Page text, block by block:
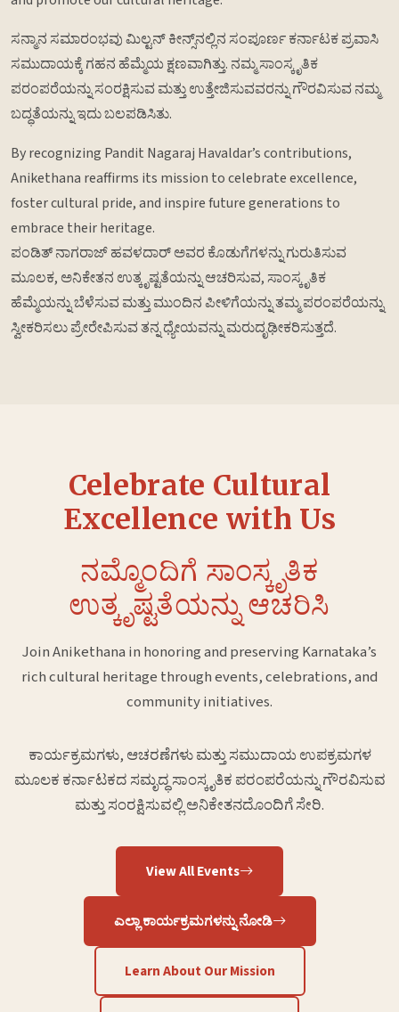
ಸನ್ಮಾನ ಸಮಾರಂಭವು ಮಿಲ್ಟನ್ ಕೀನ್ಸ್‌ನಲ್ಲಿನ ಸಂಪೂರ್ಣ ಕರ್ನಾಟಕ ಪ್ರವಾಸಿ
ಸಮುದಾಯಕ್ಕೆ ಗಹನ ಹೆಮ್ಮೆಯ ಕ್ಷಣವಾಗಿತ್ತು. ನಮ್ಮ ಸಾಂಸ್ಕೃತಿಕ
ಪರಂಪರೆಯನ್ನು ಸಂರಕ್ಷಿಸುವ ಮತ್ತು ಉತ್ತೇಜಿಸುವವರನ್ನು ಗೌರವಿಸುವ ನಮ್ಮ
ಬದ್ಧತೆಯನ್ನು ಇದು ಬಲಪಡಿಸಿತು.
By recognizing Pandit Nagaraj Havaldar’s contributions,
Anikethana reaffirms its mission to celebrate excellence,
foster cultural pride, and inspire future generations to
embrace their heritage.
ಪಂಡಿತ್ ನಾಗರಾಜ್ ಹವಳದಾರ್ ಅವರ ಕೊಡುಗೆಗಳನ್ನು ಗುರುತಿಸುವ
ಮೂಲಕ, ಅನಿಕೇತನ ಉತ್ಕೃಷ್ಟತೆಯನ್ನು ಆಚರಿಸುವ, ಸಾಂಸ್ಕೃತಿಕ
ಹೆಮ್ಮೆಯನ್ನು ಬೆಳೆಸುವ ಮತ್ತು ಮುಂದಿನ ಪೀಳಿಗೆಯನ್ನು ತಮ್ಮ ಪರಂಪರೆಯನ್ನು
ಸ್ವೀಕರಿಸಲು ಪ್ರೇರೇಪಿಸುವ ತನ್ನ ಧ್ಯೇಯವನ್ನು ಮರುದೃಢೀಕರಿಸುತ್ತದೆ.
Celebrate Cultural
Excellence with Us
ನಮ್ಮೊಂದಿಗೆ ಸಾಂಸ್ಕೃತಿಕ
ಉತ್ಕೃಷ್ಟತೆಯನ್ನು ಆಚರಿಸಿ
Join Anikethana in honoring and preserving Karnataka’s
rich cultural heritage through events, celebrations, and
community initiatives.
ಕಾರ್ಯಕ್ರಮಗಳು, ಆಚರಣೆಗಳು ಮತ್ತು ಸಮುದಾಯ ಉಪಕ್ರಮಗಳ
ಮೂಲಕ ಕರ್ನಾಟಕದ ಸಮೃದ್ಧ ಸಾಂಸ್ಕೃತಿಕ ಪರಂಪರೆಯನ್ನು ಗೌರವಿಸುವ
ಮತ್ತು ಸಂರಕ್ಷಿಸುವಲ್ಲಿ ಅನಿಕೇತನದೊಂದಿಗೆ ಸೇರಿ.
View All Events
ಎಲ್ಲಾ ಕಾರ್ಯಕ್ರಮಗಳನ್ನು ನೋಡಿ
Learn About Our Mission